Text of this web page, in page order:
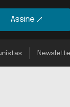
Assine